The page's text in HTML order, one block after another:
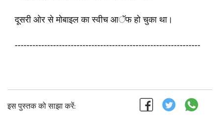
दूसरी ओर से मोबाइल का स्वीच आॅफ हो चुका था।
---------------------------------------------------------------
इस पुस्तक को साझा करें: